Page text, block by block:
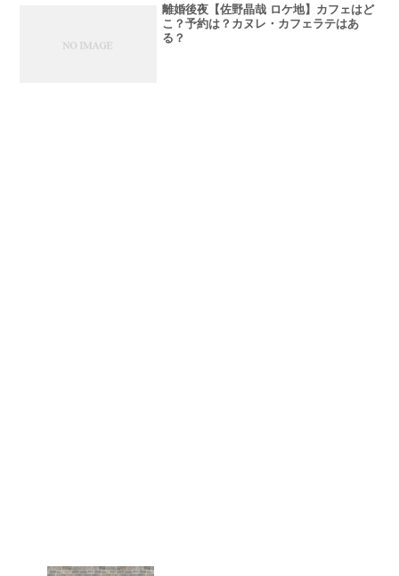
離婚後夜【佐野晶哉 ロケ地】カフェはど
こ？予約は？カヌレ・カフェラテはあ
る？